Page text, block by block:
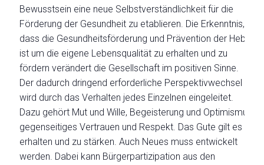
Bewusstsein eine neue Selbstverständlichkeit für die
Förderung der Gesundheit zu etablieren. Die Erkenntnis,
dass die Gesundheitsförderung und Prävention der Hebel
ist um die eigene Lebensqualität zu erhalten und zu
fördern verändert die Gesellschaft im positiven Sinne.
Der dadurch dringend erforderliche Perspektivwechsel
wird durch das Verhalten jedes Einzelnen eingeleitet.
Dazu gehört Mut und Wille, Begeisterung und Optimismus,
gegenseitiges Vertrauen und Respekt. Das Gute gilt es zu
erhalten und zu stärken. Auch Neues muss entwickelt
werden. Dabei kann Bürgerpartizipation aus den